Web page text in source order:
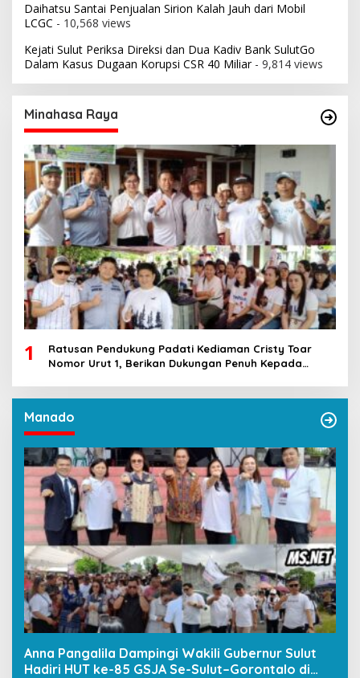
Daihatsu Santai Penjualan Sirion Kalah Jauh dari Mobil
LCGC - 10,568 views
Kejati Sulut Periksa Direksi dan Dua Kadiv Bank SulutGo
Dalam Kasus Dugaan Korupsi CSR 40 Miliar- 9,814 views
Minahasa Raya
1
Ratusan Pendukung Padati Kediaman Cristy Toar
Nomor Urut 1, Berikan Dukungan Penuh Kepada
Manado
Anna Pangalila Dampingi Wakili Gubernur Sulut
Hadiri HUT ke-85 GSJA Se-Sulut–Gorontalo di